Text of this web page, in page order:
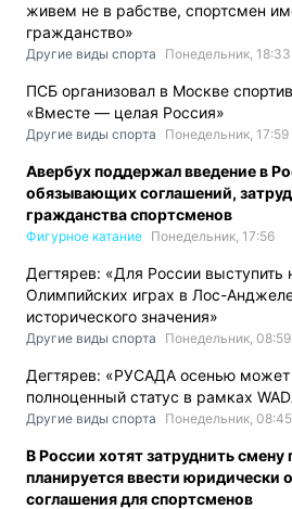
живем не в рабстве, спортсмен
гражданство»
Другие виды спорта Понедельник, 18:33
ПСБ организовал в Москве
«Вместе — целая Россия»
Другие виды спорта Понедельник, 17:59
Авербух поддержал введение в
обязывающих соглашений,
гражданства спортсменов
Фигурное катание Понедельник, 17:56
Дегтярев: «Для России выступить
Олимпийских играх в Лос-
исторического значения»
Другие виды спорта Понедельник, 08:59
Дегтярев: «РУСАДА осенью может
полноценный статус в рамках
Другие виды спорта Понедельник, 08:45
В России хотят затруднить
планируется ввести
соглашения для спортсменов